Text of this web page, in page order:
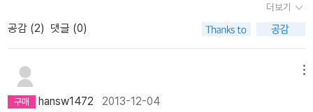
이와 인사할 때도 눈높이를 맞추던 노무현은 상대방의 입장을 충분히
헤아린다는 공감의 표현으로 회담을 시작한다. 상대의 진심에 김정일
도 시큰둥한 태도를 버리고 회담에 적극성을 띠게 된다. 역지사지의
자세로 자기중심적 표현을 삼가고 허심탄회하게 진심을 드러낸 것이
의제도 합의되지 않았던 회담을 긍정적인 방향으로 이끌었다. 결국
합의문의 형식과 내용에서 모두 우리의 입장이 충분히 반영되었다.
더보기
공감 (2) 댓글 (0)
hansw1472 2013-12-04